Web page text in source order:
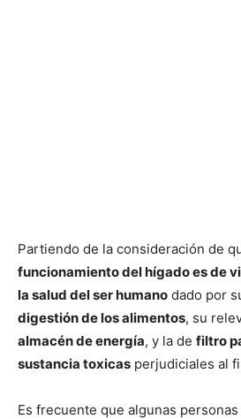
Partiendo de la consideración de
funcionamiento del hígado es de
la salud del ser humano dado por
digestión de los alimentos, su
almacén de energía, y la de filtro
sustancia toxicas perjudiciales al
Es frecuente que algunas